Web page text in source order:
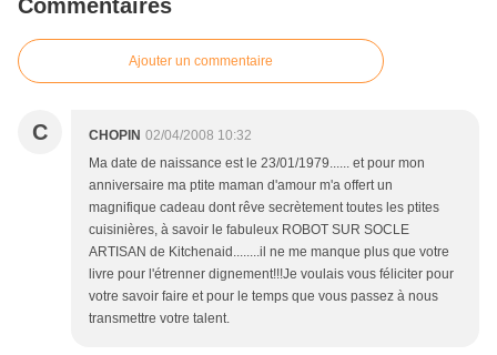
Commentaires
Ajouter un commentaire
C CHOPIN 02/04/2008 10:32
Ma date de naissance est le 23/01/1979...... et pour mon
anniversaire ma ptite maman d'amour m'a offert un
magnifique cadeau dont rêve secrètement toutes les ptites
cuisinières, à savoir le fabuleux ROBOT SUR SOCLE
ARTISAN de Kitchenaid........il ne me manque plus que votre
livre pour l'étrenner dignement!!!Je voulais vous féliciter pour
votre savoir faire et pour le temps que vous passez à nous
transmettre votre talent.